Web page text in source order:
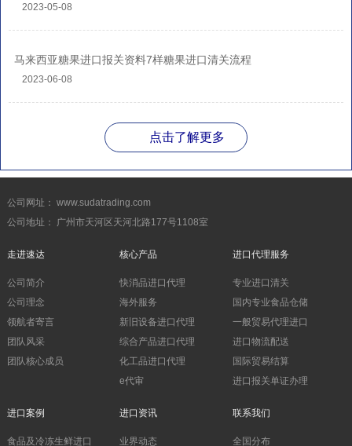
2023-05-08
马来西亚糖果进口报关资料7样糖果进口清关流程
2023-06-08
点击了解更多
公司网址： www.sudatrading.com
公司地址： 广州市天河区天河北路177号1108室
走进速达
公司简介
公司理念
领航者寄言
团队风采
团队核心成员
核心产品
快消品进口代理
海外服务
新旧设备进口代理
综合产品进口代理
化工品进口代理
e代审
进口代理服务
专业进口清关
国内专业食品仓储
一般贸易代理进口
进口物流配送
国际贸易结算
进口报关单证办理
进口案例
食品及冷冻生鲜进口
进口资讯
业界动态
联系我们
全国分布